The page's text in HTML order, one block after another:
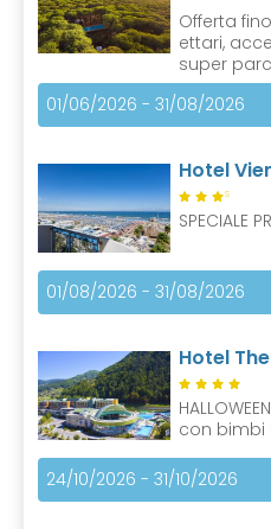
Offerta
ettari,
super
01/06/2026 - 31/08/2026
Hotel
S
SPECIALE
01/08/2026 - 31/08/2026
Hotel
con bimbi
24/10/2026 - 31/10/2026